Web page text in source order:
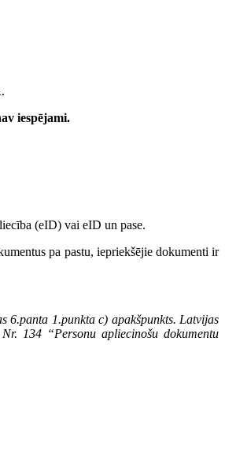
iespējami.
(eID) vai eID un pase.
pa pastu, iepriekšējie dokumenti ir
6.panta 1.punkta c) apakšpunkts. Latvijas
134 “Personu apliecinošu dokumentu